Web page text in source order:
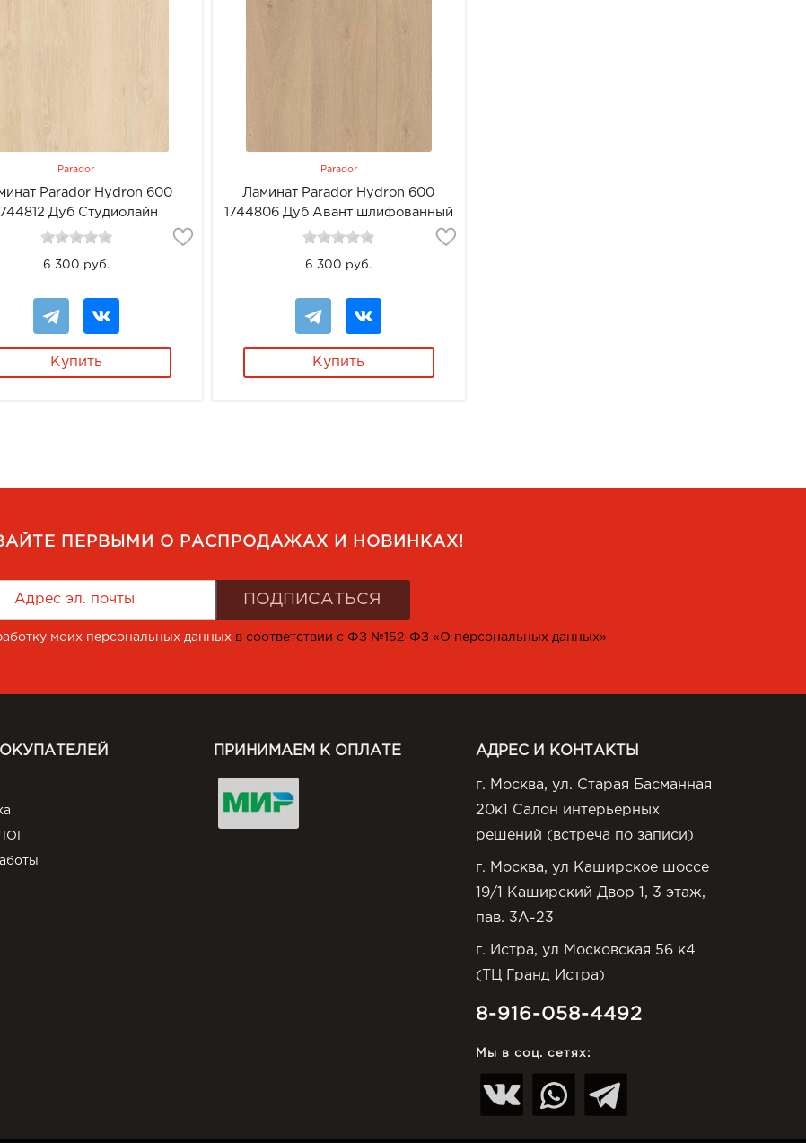
Parador
Parador Hydron 600
Дуб Студиолайн
шлифованный
6 300 руб.
Купить
Parador
Ламинат Parador Hydron 600
1744806 Дуб Авант шлифованный
6 300 руб.
Купить
ПЕРВЫМИ О РАСПРОДАЖАХ И НОВИНКАХ!
моих персональных данных в соответствии с ФЗ №152-ФЗ «О персональных данных»
ПРИНИМАЕМ К ОПЛАТЕ АДРЕС И КОНТАКТЫ
г. Москва, ул. Старая Басманная
20к1 Салон интерьерных
решений (встреча по записи)
г. Москва, ул Каширское шоссе
19/1 Каширский Двор 1, 3 этаж,
пав. 3А-23
г. Истра, ул Московская 56 к4
(ТЦ Гранд Истра)
8-916-058-4492
Мы в соц. сетях: